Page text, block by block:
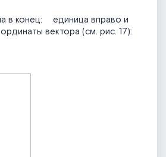
в конец:
единица вправо и
вектора (см. рис. 17):